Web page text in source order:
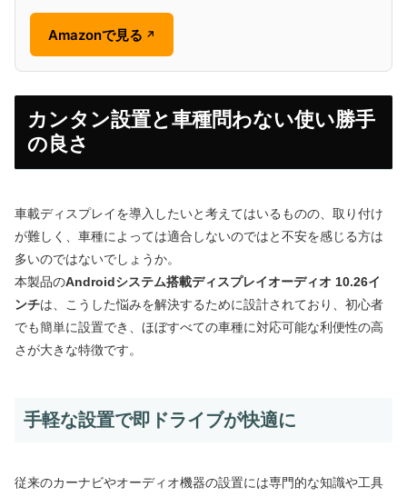
Amazonで見る ↗
カンタン設置と車種問わない使い勝手
の良さ
車載ディスプレイを導入したいと考えてはいるものの、取り付け
が難しく、車種によっては適合しないのではと不安を感じる方は
多いのではないでしょうか。
本製品のAndroidシステム搭載ディスプレイオーディオ 10.26イ
ンチは、こうした悩みを解決するために設計されており、初心者
でも簡単に設置でき、ほぼすべての車種に対応可能な利便性の高
さが大きな特徴です。
手軽な設置で即ドライブが快適に
従来のカーナビやオーディオ機器の設置には専門的な知識や工具